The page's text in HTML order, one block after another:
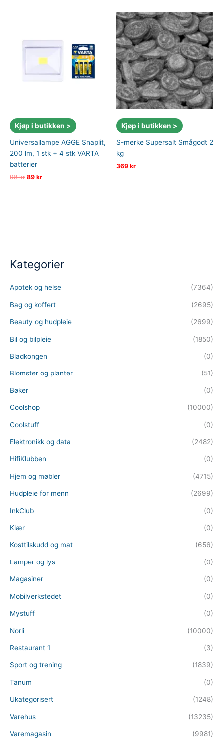
Kjøp i butikken >
Universallampe AGGE Snaplit,
200 lm, 1 stk + 4 stk VARTA
batterier
98kr Opprinnelig
89 krNåværende
Kjøp i butikken >
S-merke Supersalt Smågodt 2
kg
369 kr
Kategorier
Apotek og helse (7364)
Bag og koffert (2695)
Beauty og hudpleie (2699)
Bil og bilpleie (1850)
Bladkongen (0)
Blomster og planter (51)
Bøker (0)
Coolshop (10000)
Coolstuff (0)
Elektronikk og data (2482)
HifiKlubben (0)
Hjem og møbler (4715)
Hudpleie for menn (2699)
InkClub (0)
Klær (0)
Kosttilskudd og mat (656)
Lamper og lys (0)
Magasiner (0)
Mobilverkstedet (0)
Mystuff (0)
Norli (10000)
Restaurant 1 (3)
Sport og trening (1839)
Tanum (0)
Ukategorisert (1248)
Varehus (13235)
Varemagasin (9981)